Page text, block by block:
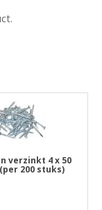
verzinkt 4 x 50
200 stuks)